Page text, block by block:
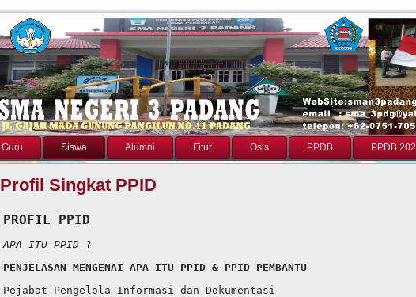
Guru Siswa Alumni Fitur Osis PPDB PPDB
Profil Singkat PPID
PROFIL PPID
APA ITU PPID ?
PENJELASAN MENGENAI APA ITU PPID & PPID PEMBANTU
Pejabat Pengelola Informasi dan Dokumentasi